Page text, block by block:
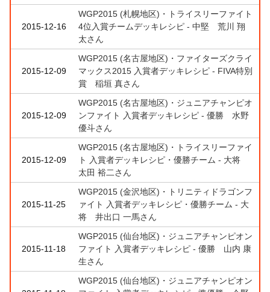
2015-12-16
WGP2015 (札幌地区)・トライスリーファイト
4位入賞チームデッキレシピ - 中堅 荒川 翔
太さん
2015-12-09
WGP2015 (名古屋地区)・ファイターズクライ
マックス2015 入賞者デッキレシピ - FIVA特別
賞 稲垣 真さん
2015-12-09
WGP2015 (名古屋地区)・ジュニアチャンピオ
ンファイト 入賞者デッキレシピ - 優勝 水野
優斗さん
2015-12-09
WGP2015 (名古屋地区)・トライスリーファイ
ト 入賞者デッキレシピ・優勝チーム - 大将
太田 裕二さん
2015-11-25
WGP2015 (金沢地区)・トリニティドラゴンフ
ァイト 入賞者デッキレシピ・優勝チーム - 大
将 井出口 一馬さん
2015-11-18
WGP2015 (仙台地区)・ジュニアチャンピオン
ファイト 入賞者デッキレシピ - 優勝 山内 康
生さん
WGP2015 (仙台地区)・ジュニアチャンピオン